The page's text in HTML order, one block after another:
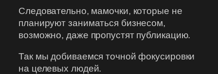
Следовательно, мамочки, которые не
планируют заниматься бизнесом,
возможно, даже пропустят публикацию.
Так мы добиваемся точной фокусировки
на целевых людей.